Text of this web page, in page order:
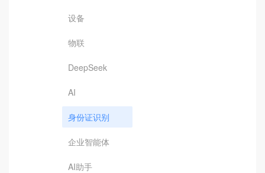
设备
物联
DeepSeek
AI
身份证识别
企业智能体
AI助手